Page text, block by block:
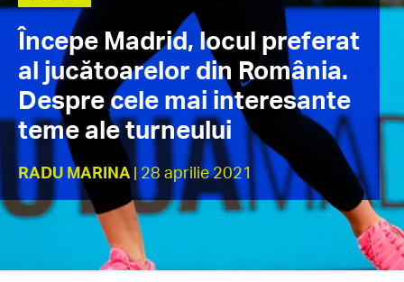
Începe Madrid, locul preferat
al jucătoarelor din România.
Despre cele mai interesante
teme ale turneului
RADU MARINA | 28 aprilie 2021